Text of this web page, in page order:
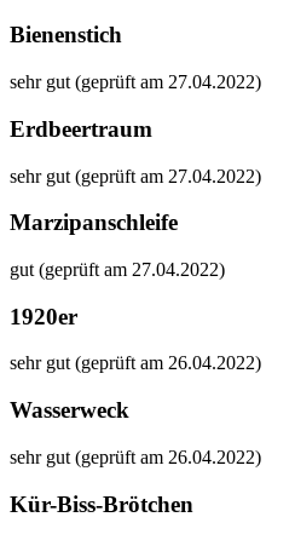
Bienenstich
sehr gut (geprüft am 27.04.2022)
Erdbeertraum
sehr gut (geprüft am 27.04.2022)
Marzipanschleife
gut (geprüft am 27.04.2022)
1920er
sehr gut (geprüft am 26.04.2022)
Wasserweck
sehr gut (geprüft am 26.04.2022)
Kür-Biss-Brötchen